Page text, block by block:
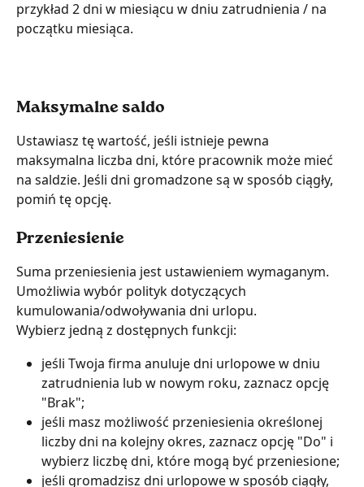
przykład 2 dni w miesiącu w dniu zatrudnienia / na
początku miesiąca.
Maksymalne saldo
Ustawiasz tę wartość, jeśli istnieje pewna
maksymalna liczba dni, które pracownik może mieć
na saldzie. Jeśli dni gromadzone są w sposób ciągły,
pomiń tę opcję.
Przeniesienie
Suma przeniesienia jest ustawieniem wymaganym.
Umożliwia wybór polityk dotyczących
kumulowania/odwoływania dni urlopu.
Wybierz jedną z dostępnych funkcji:
jeśli Twoja firma anuluje dni urlopowe w dniu
zatrudnienia lub w nowym roku, zaznacz opcję
"Brak";
jeśli masz możliwość przeniesienia określonej
liczby dni na kolejny okres, zaznacz opcję "Do" i
wybierz liczbę dni, które mogą być przeniesione;
jeśli gromadzisz dni urlopowe w sposób ciągły,